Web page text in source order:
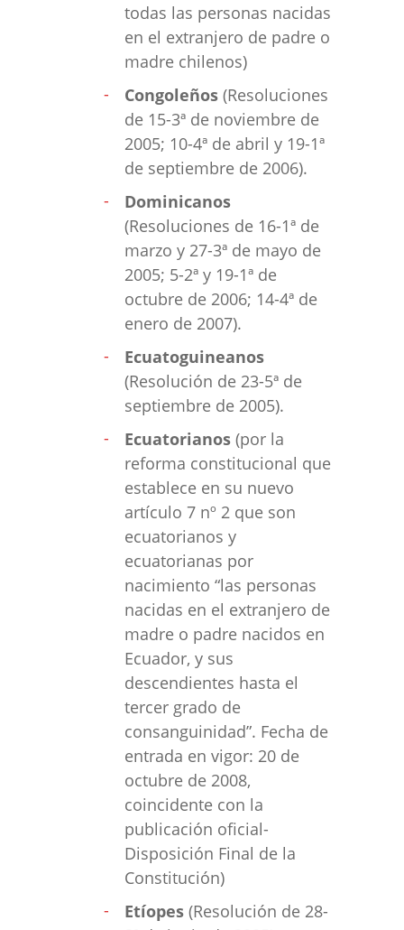
todas las personas nacidas
en el extranjero de padre o
madre chilenos)
Congoleños (Resoluciones
de 15-3ª de noviembre de
2005; 10-4ª de abril y 19-1ª
de septiembre de 2006).
Dominicanos
(Resoluciones de 16-1ª de
marzo y 27-3ª de mayo de
2005; 5-2ª y 19-1ª de
octubre de 2006; 14-4ª de
enero de 2007).
Ecuatoguineanos
(Resolución de 23-5ª de
septiembre de 2005).
Ecuatorianos (por la
reforma constitucional que
establece en su nuevo
artículo 7 nº 2 que son
ecuatorianos y
ecuatorianas por
nacimiento “las personas
nacidas en el extranjero de
madre o padre nacidos en
Ecuador, y sus
descendientes hasta el
tercer grado de
consanguinidad”. Fecha de
entrada en vigor: 20 de
octubre de 2008,
coincidente con la
publicación oficial-
Disposición Final de la
Constitución)
Etíopes (Resolución de 28-